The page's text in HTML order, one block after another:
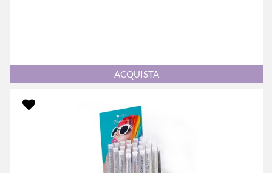
Quantità
ACQUISTA